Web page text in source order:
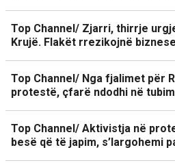
Top Channel/ Zjarri, thirrje
Krujë. Flakët rrezikojnë
Top Channel/ Nga fjalimet për
protestë, çfarë ndodhi në
Top Channel/ Aktivistja në
besë që të japim, s’largohemi